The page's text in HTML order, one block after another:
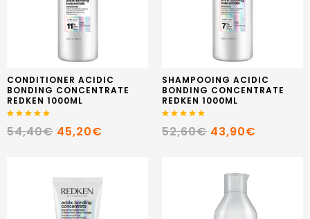
CONDITIONER ACIDIC
BONDING CONCENTRATE
REDKEN 1000ML
54,40€ 45,20€
SHAMPOOING ACIDIC
BONDING CONCENTRATE
REDKEN 1000ML
52,60€ 43,90€